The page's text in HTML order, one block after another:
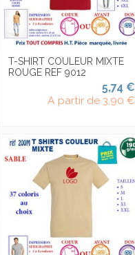
T-SHIRT COULEUR MIXTE
ROUGE REF 9012
5,74 €
A partir de 3,90 €